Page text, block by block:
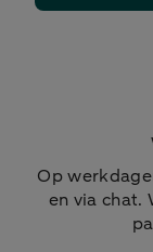
Op
en via chat.